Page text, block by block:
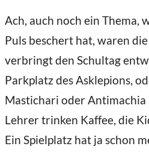
Ach, auch noch ein Thema,
Puls beschert hat, waren
verbringt den Schultag
Parkplatz des Asklepions,
Mastichari oder Antimachia
Lehrer trinken Kaffee, die
Ein Spielplatz hat ja schon